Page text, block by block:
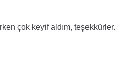
çok keyif aldım, teşekkürler.